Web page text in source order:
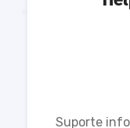
Suporte